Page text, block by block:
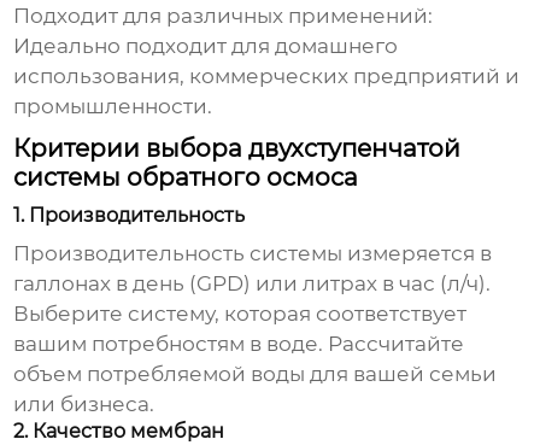
Подходит для различных применений:
Идеально подходит для домашнего
использования, коммерческих предприятий и
промышленности.
Критерии выбора двухступенчатой
системы обратного осмоса
1. Производительность
Производительность системы измеряется в
галлонах в день (GPD) или литрах в час (л/ч).
Выберите систему, которая соответствует
вашим потребностям в воде. Рассчитайте
объем потребляемой воды для вашей семьи
или бизнеса.
2. Качество мембран